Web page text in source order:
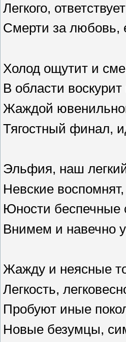
Легкого,
Смерти за любовь,
Холод ощутит и
В области
Жаждой
Тягостный финал,
Эльфия, наш
Невские
Юности беспечные
Внимем и навечно
Жажду и неясные
Легкость,
Пробуют иные
Новые безумцы,